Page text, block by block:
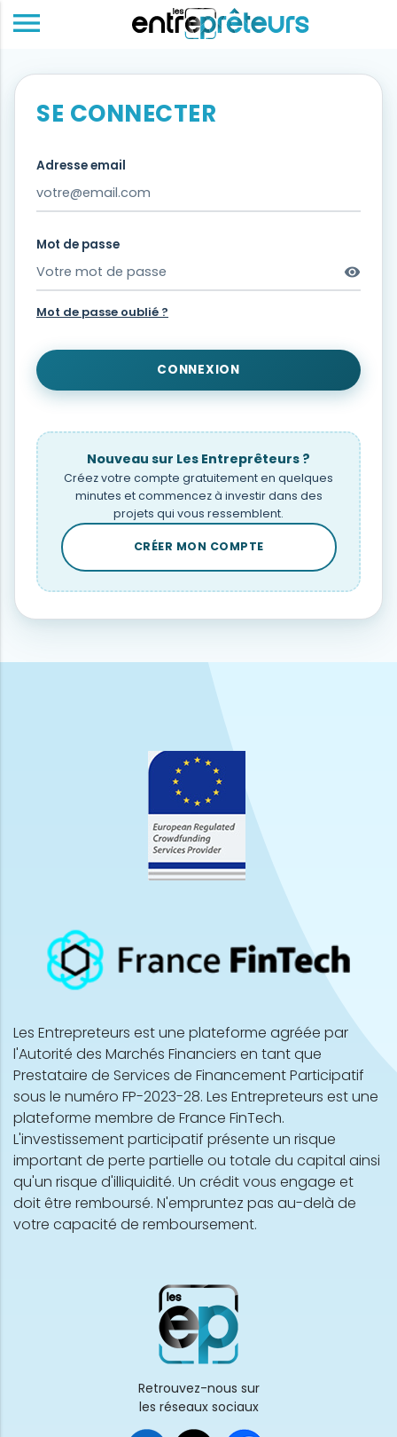
menu
SE CONNECTER
Adresse email
Mot de passe
visibility
Mot de passe oublié ?
CONNEXION
Nouveau sur Les Entreprêteurs ?
Créez votre compte gratuitement en quelques
minutes et commencez à investir dans des
projets qui vous ressemblent.
CRÉER MON COMPTE
Les Entrepreteurs est une plateforme agréée par
l'Autorité des Marchés Financiers en tant que
Prestataire de Services de Financement Participatif
sous le numéro FP-2023-28. Les Entrepreteurs est une
plateforme membre de France FinTech.
L'investissement participatif présente un risque
important de perte partielle ou totale du capital ainsi
qu'un risque d'illiquidité. Un crédit vous engage et
doit être remboursé. N'empruntez pas au-delà de
votre capacité de remboursement.
Retrouvez-nous sur
les réseaux sociaux